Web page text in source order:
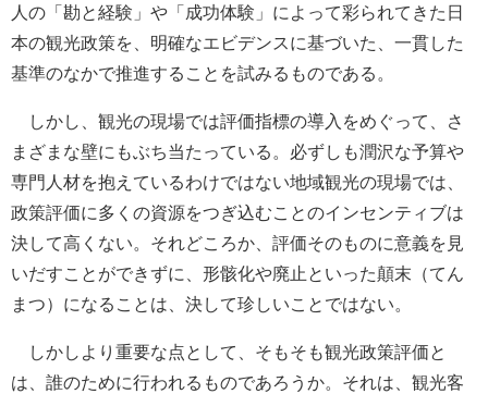
人の「勘と経験」や「成功体験」によって彩られてきた日
本の観光政策を、明確なエビデンスに基づいた、一貫した
基準のなかで推進することを試みるものである。
しかし、観光の現場では評価指標の導入をめぐって、さ
まざまな壁にもぶち当たっている。必ずしも潤沢な予算や
専門人材を抱えているわけではない地域観光の現場では、
政策評価に多くの資源をつぎ込むことのインセンティブは
決して高くない。それどころか、評価そのものに意義を見
いだすことができずに、形骸化や廃止といった顛末（てん
まつ）になることは、決して珍しいことではない。
しかしより重要な点として、そもそも観光政策評価と
は、誰のために行われるものであろうか。それは、観光客